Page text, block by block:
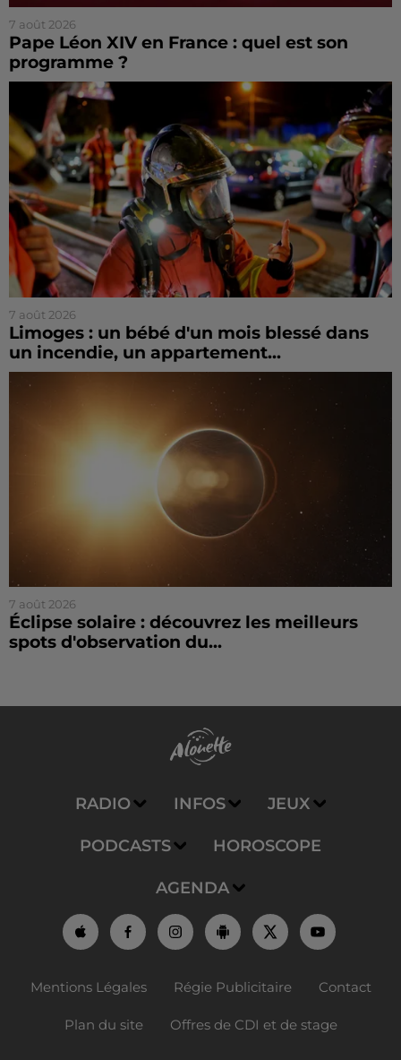
7 août 2026
Pape Léon XIV en France : quel est son
programme ?
7 août 2026
Limoges : un bébé d'un mois blessé dans
un incendie, un appartement...
7 août 2026
Éclipse solaire : découvrez les meilleurs
spots d'observation du...
RADIO INFOS JEUX
PODCASTS HOROSCOPE
AGENDA
Mentions Légales Régie Publicitaire Contact
Plan du site Offres de CDI et de stage